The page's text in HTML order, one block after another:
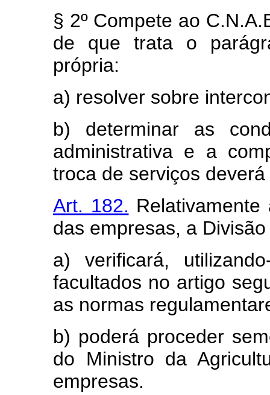
§ 2º Compete ao
de que trata o
própria:
a) resolver sobre
b) determinar as
administrativa e a
troca de serviços
Art. 182.
das empresas, a
a) verificará,
facultados no artigo
as normas
b) poderá proceder
do Ministro da
empresas.